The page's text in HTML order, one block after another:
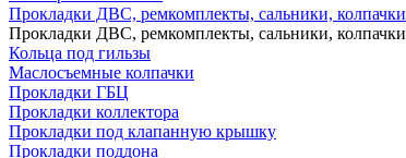
Прокладки ДВС, ремкомплекты, сальники, колпачки
Прокладки ДВС, ремкомплекты, сальники, колпачки
Кольца под гильзы
Маслосъемные колпачки
Прокладки ГБЦ
Прокладки коллектора
Прокладки под клапанную крышку
Прокладки поддона